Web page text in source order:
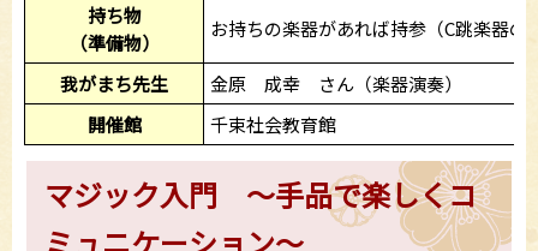
持ち物
（準備物）
お持ちの楽器があれば持参（C跳楽器の
我がまち先生
金原 成幸 さん（楽器演奏）
開催館
千束社会教育館
マジック入門 ～手品で楽しくコ
ミュニケーション～